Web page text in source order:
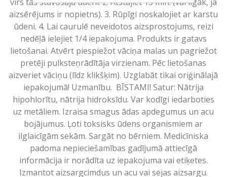
aizsērējums ir nopietns). 3. Rūpīgi noskalojiet ar karstu
ūdeni. 4. Lai caurulē neveidotos aizsprostojums, reizi
nedēļā ielejiet 1/4 iepakojuma. Produkts ir gatavs
lietošanai. Atvērt piespiežot vāciņa malas un pagriežot
pretēji pulksteņrādītāja virzienam. Pēc lietošanas
aizveriet vāciņu (līdz klikšķim). Uzglabāt tikai oriģinālajā
iepakojumā! Uzmanību. BĪSTAMI! Satur: Nātrija
hipohlorītu, nātrija hidroksīdu. Var kodīgi iedarboties
uz metāliem. Izraisa smagus ādas apdegumus un acu
bojājumus. Ļoti toksisks ūdens organismiem ar
ilglaicīgām sekām. Sargāt no bērniem. Medicīniska
padoma nepieciešamības gadījumā attiecīgā
informācija ir norādīta uz iepakojuma vai etiķetes.
Izmantot aizsargcimdus un acu vai sejas aizsargu.